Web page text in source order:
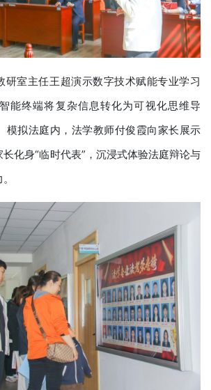
研室主任王超演示数字技术赋能专业学习
能终端将复杂信息转化为可视化思维导
模拟法庭内，法学教师付俊霞向家长展示
化身“临时代表”，沉浸式体验法庭辩论与